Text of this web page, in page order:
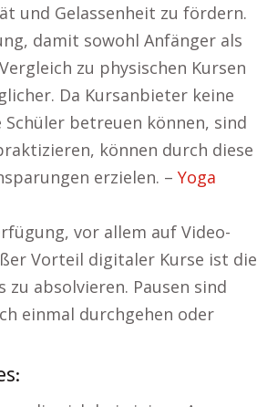
und Gelassenheit zu fördern.
damit sowohl Anfänger als
zu physischen Kursen
Da Kursanbieter keine
betreuen können, sind
können durch diese
erzielen. – Yoga
vor allem auf Video-
Vorteil digitaler Kurse ist die
absolvieren. Pausen sind
einmal durchgehen oder